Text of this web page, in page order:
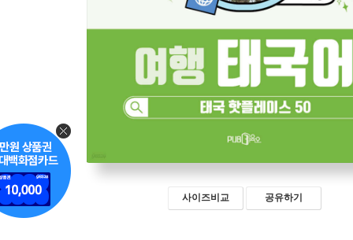
사이즈비교 공유하기